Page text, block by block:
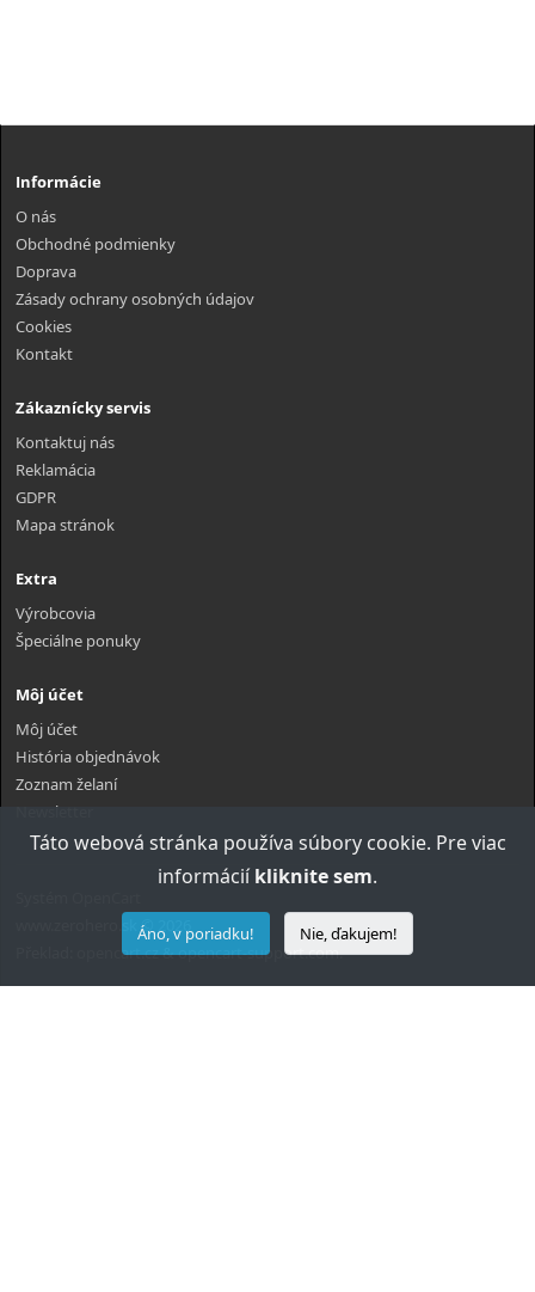
Informácie
O nás
Obchodné podmienky
Doprava
Zásady ochrany osobných údajov
Cookies
Kontakt
Zákaznícky servis
Kontaktuj nás
Reklamácia
GDPR
Mapa stránok
Extra
Výrobcovia
Špeciálne ponuky
Môj účet
Môj účet
História objednávok
Zoznam želaní
Newsletter
www.zerohero.sk © 2026
opencart.cz&opencart-support.com.
Táto webová stránka používa súbory cookie. Pre viac
informácií kliknite sem.
Áno, v poriadku! Nie, ďakujem!